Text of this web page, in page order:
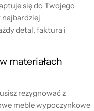
się do Twojego
detal, faktura i
materiałach
rezygnować z
meble wypoczynkowe